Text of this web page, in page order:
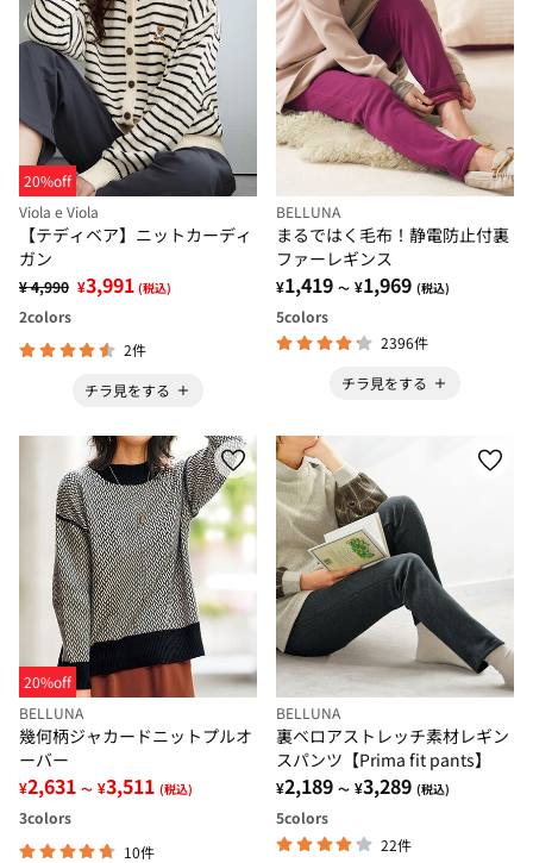
20%off
Viola e Viola
【テディベア】ニットカーディ
ガン
¥ 4,990 ¥3,991 (税込)
2colors
2件
チラ見をする
BELLUNA
まるではく毛布！静電防止付裏
ファーレギンス
¥1,419 ～ ¥1,969 (税込)
5colors
2396件
チラ見をする
20%off
BELLUNA
幾何柄ジャカードニットプルオ
ーバー
¥2,631 ～ ¥3,511 (税込)
3colors
10件
BELLUNA
裏ベロアストレッチ素材レギン
スパンツ【Prima fit pants】
¥2,189 ～ ¥3,289 (税込)
5colors
22件